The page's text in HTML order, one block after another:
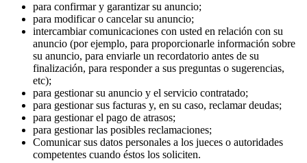
para confirmar y garantizar su anuncio;
para modificar o cancelar su anuncio;
intercambiar comunicaciones con usted en relación con su
anuncio (por ejemplo, para proporcionarle información sobre
su anuncio, para enviarle un recordatorio antes de su
finalización, para responder a sus preguntas o sugerencias,
etc);
para gestionar su anuncio y el servicio contratado;
para gestionar sus facturas y, en su caso, reclamar deudas;
para gestionar el pago de atrasos;
para gestionar las posibles reclamaciones;
Comunicar sus datos personales a los jueces o autoridades
competentes cuando éstos los soliciten.